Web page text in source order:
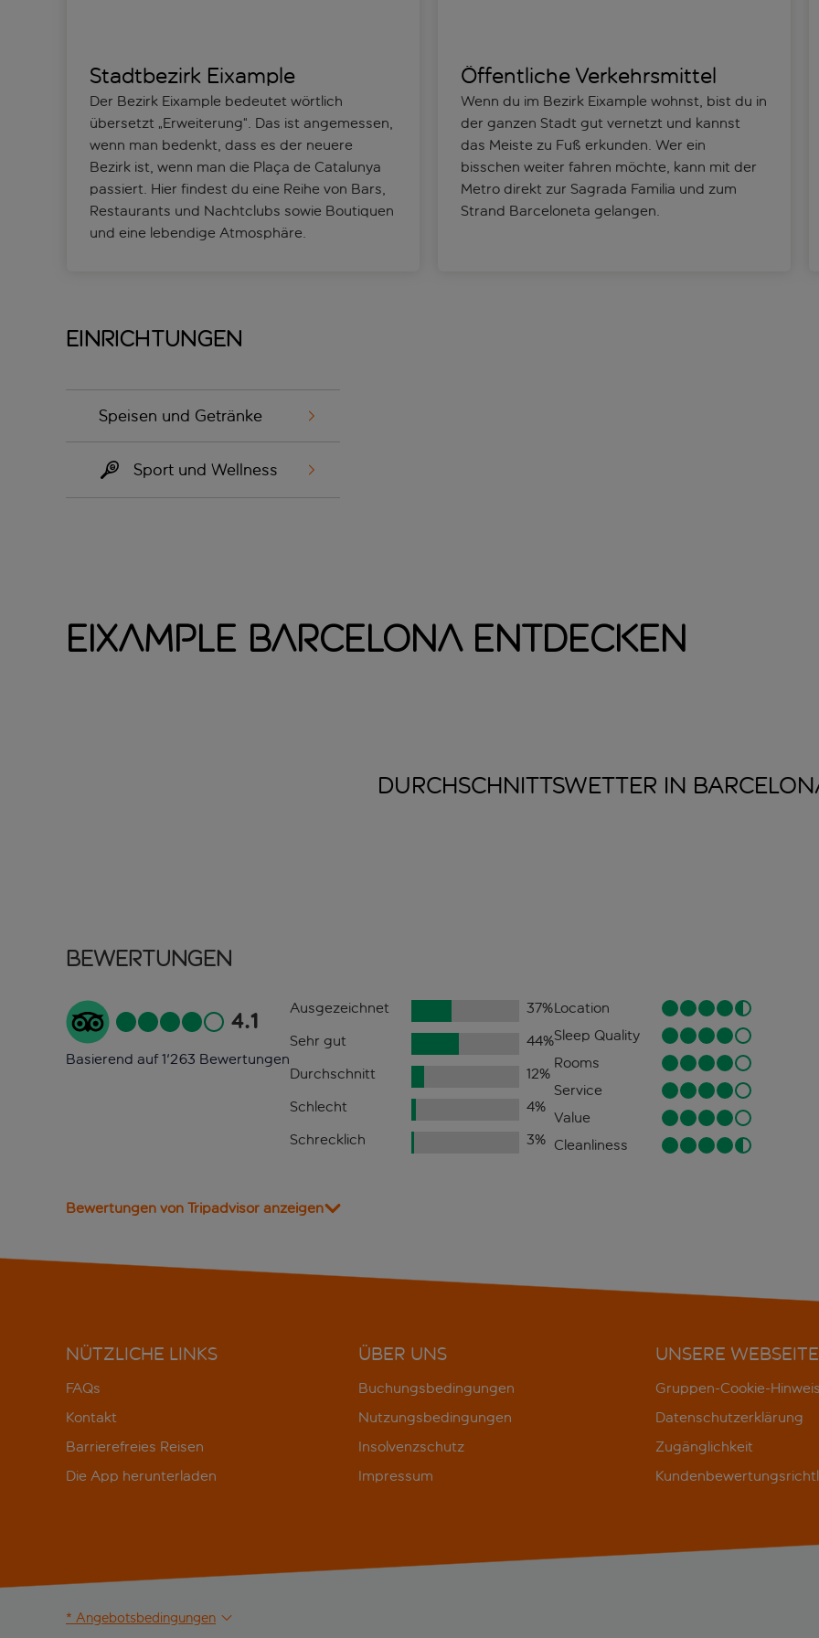
Stadtbezirk Eixample
Der Bezirk Eixample bedeutet wörtlich
übersetzt „Erweiterung“. Das ist angemessen,
wenn man bedenkt, dass es der neuere
Bezirk ist, wenn man die Plaça de Catalunya
passiert. Hier findest du eine Reihe von Bars,
Restaurants und Nachtclubs sowie Boutiquen
und eine lebendige Atmosphäre.
Öffentliche Verkehrsmittel
Wenn du im Bezirk Eixample wohnst, bist du in
der ganzen Stadt gut vernetzt und kannst
das Meiste zu Fuß erkunden. Wer ein
bisschen weiter fahren möchte, kann mit der
Metro direkt zur Sagrada Familia und zum
Strand Barceloneta gelangen.
Einrichtungen
Speisen und Getränke
Sport und Wellness
Eixample Barcelona entdecken
DURCHSCHNITTSWETTER IN
Bewertungen
4.1
Basierend auf 1'263 Bewertungen
Ausgezeichnet 37%
Sehr gut
44%
Durchschnitt
12%
Schlecht
4%
Schrecklich
3%
Location
Sleep Quality
Rooms
Service
Value
Cleanliness
Bewertungen von Tripadvisor anzeigen
NÜTZLICHE LINKS
FAQs
Kontakt
Barrierefreies Reisen
Die App herunterladen
ÜBER UNS
Buchungsbedingungen
Nutzungsbedingungen
Insolvenzschutz
Impressum
UNSERE WEBSEITE
Gruppen-Cookie-Hinweis
Datenschutzerklärung
Zugänglichkeit
* Angebotsbedingungen